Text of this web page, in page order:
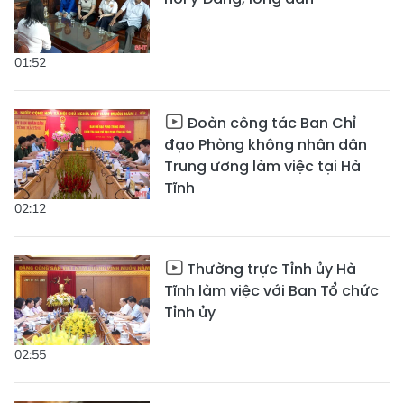
01:52
02:12
Đoàn công tác Ban Chỉ
đạo Phòng không nhân dân
Trung ương làm việc tại Hà
Tĩnh
02:55
Thường trực Tỉnh ủy Hà
Tĩnh làm việc với Ban Tổ chức
Tỉnh ủy